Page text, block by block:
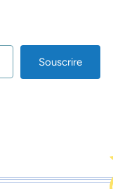
Souscrire